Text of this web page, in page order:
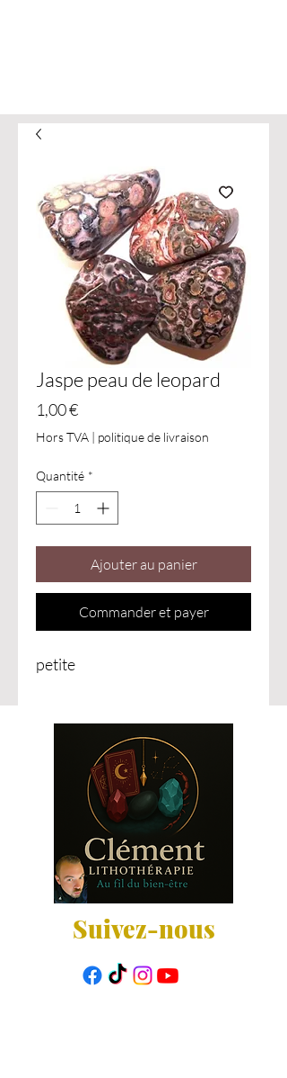
Jaspe peau de leopard
1,00 €Prix
Hors TVA | politique de livraison
Quantité *
Ajouter au panier
Commander et payer
petite
Suivez-nous